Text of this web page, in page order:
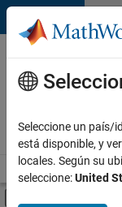
Saltar al contenido
Ofertas
de
empleo
MathWorks
Visión general
Seleccione un país/
está disponible, y
locales. Según su
seleccione:United